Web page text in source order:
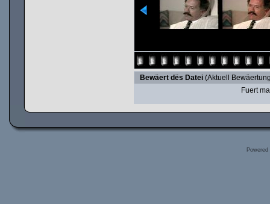
Bewäert dës Datei(Aktuell
Fuert